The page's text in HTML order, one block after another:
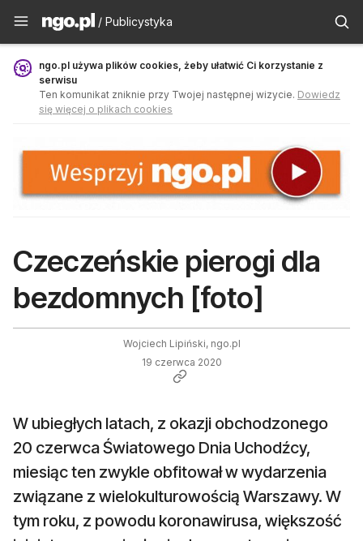
Publicystyka - ngo.pl
/ Publicystyka
ngo.pl używa plików cookies, żeby ułatwić Ci korzystanie z
serwisu
Ten komunikat zniknie przy Twojej następnej wizycie. Dowiedz
się więcej o plikach cookies
Czeczeńskie pierogi dla
bezdomnych [foto]
Wojciech Lipiński, ngo.pl
19 czerwca 2020
W ubiegłych latach, z okazji obchodzonego
20 czerwca Światowego Dnia Uchodźcy,
miesiąc ten zwykle obfitował w wydarzenia
związane z wielokulturowością Warszawy. W
tym roku, z powodu koronawirusa, większość